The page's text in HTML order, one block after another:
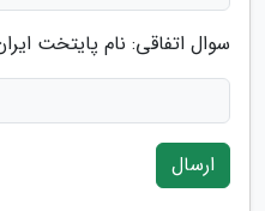
سوال اتفاقی: نام پایتخت
ارسال